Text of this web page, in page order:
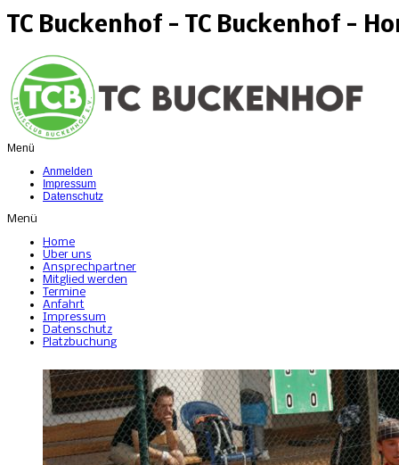
TC Buckenhof - TC Buckenhof -
Menü
Anmelden
Impressum
Datenschutz
Menü
Home
Über uns
Ansprechpartner
Mitglied werden
Termine
Anfahrt
Impressum
Datenschutz
Platzbuchung